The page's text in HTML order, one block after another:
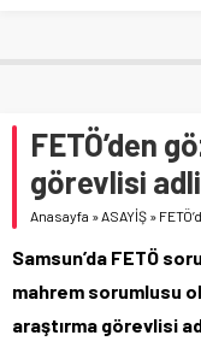
FETÖ’den
görevlisi
Anasayfa »ASAYİŞ »
Samsun’da FETÖ
mahrem sorumlusu
araştırma görevlisi